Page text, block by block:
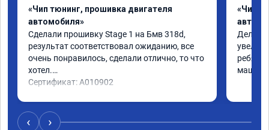
«Чип тюнинг, прошивка двигателя
автомобиля»
Сделали прошивку Stage 1 на Бмв 318d,
результат соответствовал ожиданию, все
очень понравилось, сделали отлично, то что
хотел.
Сертификат: A010902
«Чип
Делали
ребята
машина
‹ ›